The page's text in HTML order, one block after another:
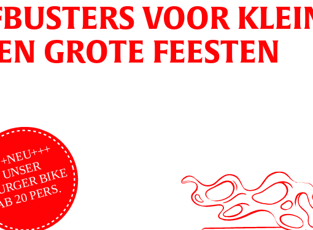
VOOR
GROTE FEESTEN